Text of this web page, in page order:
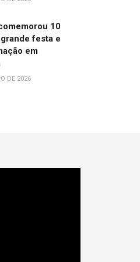
10
festa e
em
DE 2026